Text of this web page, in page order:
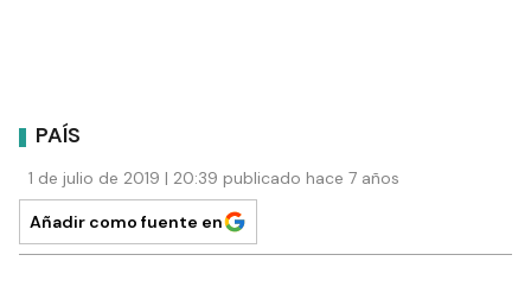
PAÍS
1 de julio de 2019 | 20:39 publicado hace 7 años
Añadir como fuente en